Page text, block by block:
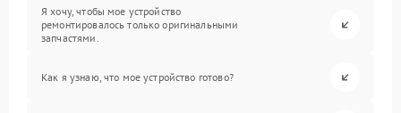
Я хочу, чтобы мое устройство
ремонтировалось только оригинальными
запчастями.
Как я узнаю, что мое устройство готово?